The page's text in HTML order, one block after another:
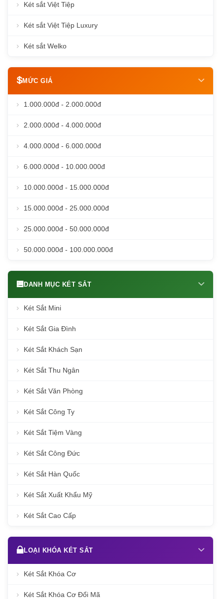
Két sắt Việt Tiệp
Két sắt Việt Tiệp Luxury
Két sắt Welko
MỨC GIÁ
1.000.000đ - 2.000.000đ
2.000.000đ - 4.000.000đ
4.000.000đ - 6.000.000đ
6.000.000đ - 10.000.000đ
10.000.000đ - 15.000.000đ
15.000.000đ - 25.000.000đ
25.000.000đ - 50.000.000đ
50.000.000đ - 100.000.000đ
DANH MỤC KÉT SẮT
Két Sắt Mini
Két Sắt Gia Đình
Két Sắt Khách Sạn
Két Sắt Thu Ngân
Két Sắt Văn Phòng
Két Sắt Công Ty
Két Sắt Tiệm Vàng
Két Sắt Công Đức
Két Sắt Hàn Quốc
Két Sắt Xuất Khẩu Mỹ
Két Sắt Cao Cấp
LOẠI KHÓA KÉT SẮT
Két Sắt Khóa Cơ
Két Sắt Khóa Cơ Đổi Mã